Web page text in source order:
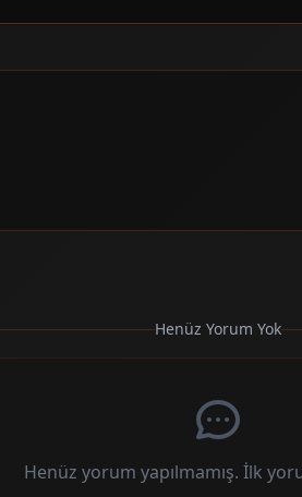
Henüz Yorum Yok
Henüz yorum yapılmamış. İlk